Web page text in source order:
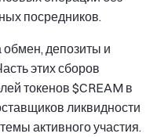
посредников.
обмен, депозиты и
этих сборов
токенов $CREAM в
ликвидности
активного участия.